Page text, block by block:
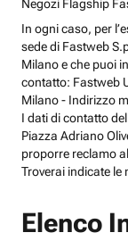
Negozi Flagship
In ogni caso, per
sede di Fastweb
Milano e che puoi
contatto: Fastweb
Milano - Indirizzo
I dati di contatto
Piazza Adriano
proporre reclamo
Troverai indicate le
Elenco